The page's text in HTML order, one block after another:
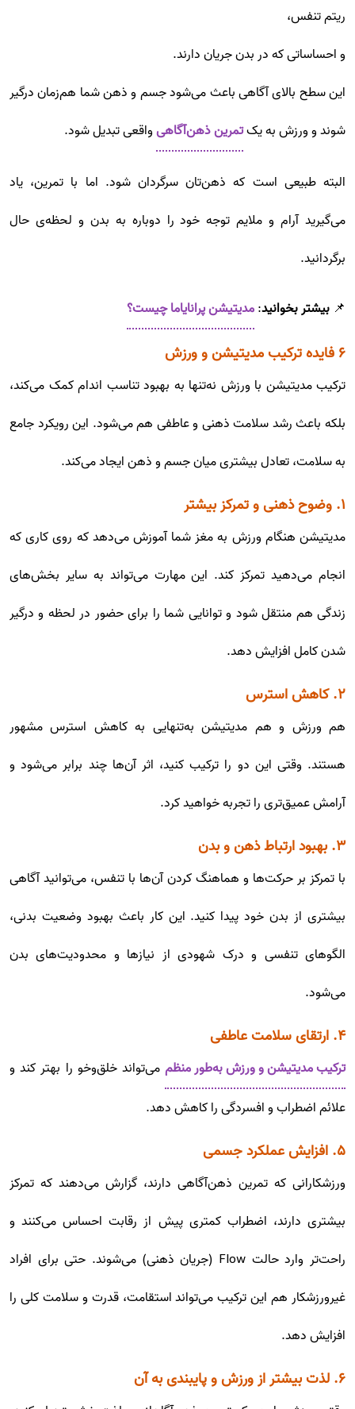
ریتم تنفس،
و احساساتی که در بدن جریان دارند.
این سطح بالای آگاهی باعث می‌شود جسم و ذهن شما هم‌زمان درگیر
شوند و ورزش به یکتمرین ذهن‌آگاهیواقعی تبدیل شود.
البته طبیعی است که ذهن‌تان سرگردان شود. اما با تمرین، یاد
می‌گیرید آرام و ملایم توجه خود را دوباره به بدن و لحظه‌ی حال
برگردانید.
📌 بیشتر بخوانید:مدیتیشن پرانایاما چیست؟
۶ فایده ترکیب مدیتیشن و ورزش
ترکیب مدیتیشن با ورزش نه‌تنها به بهبود تناسب اندام کمک می‌کند،
بلکه باعث رشد سلامت ذهنی و عاطفی هم می‌شود. این رویکرد جامع
به سلامت، تعادل بیشتری میان جسم و ذهن ایجاد می‌کند.
۱. وضوح ذهنی و تمرکز بیشتر
مدیتیشن هنگام ورزش به مغز شما آموزش می‌دهد که روی کاری که
انجام می‌دهید تمرکز کند. این مهارت می‌تواند به سایر بخش‌های
زندگی هم منتقل شود و توانایی شما را برای حضور در لحظه و درگیر
شدن کامل افزایش دهد.
۲. کاهش استرس
هم ورزش و هم مدیتیشن به‌تنهایی به کاهش استرس مشهور
هستند. وقتی این دو را ترکیب کنید، اثر آن‌ها چند برابر می‌شود و
آرامش عمیق‌تری را تجربه خواهید کرد.
۳. بهبود ارتباط ذهن و بدن
با تمرکز بر حرکت‌ها و هماهنگ کردن آن‌ها با تنفس، می‌توانید آگاهی
بیشتری از بدن خود پیدا کنید. این کار باعث بهبود وضعیت بدنی،
الگوهای تنفسی و درک شهودی از نیازها و محدودیت‌های بدن
می‌شود.
۴. ارتقای سلامت عاطفی
ترکیب مدیتیشن و ورزش به‌طور منظم می‌تواند خلق‌وخو را بهتر کند و
علائم اضطراب و افسردگی را کاهش دهد.
۵. افزایش عملکرد جسمی
ورزشکارانی که تمرین ذهن‌آگاهی دارند، گزارش می‌دهند که تمرکز
بیشتری دارند، اضطراب کمتری پیش از رقابت احساس می‌کنند و
راحت‌تر وارد حالت Flow (جریان ذهنی) می‌شوند. حتی برای افراد
غیرورزشکار هم این ترکیب می‌تواند استقامت، قدرت و سلامت کلی را
افزایش دهد.
۶. لذت بیشتر از ورزش و پایبندی به آن